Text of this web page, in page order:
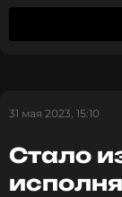
посвящена
из 227,
Юрия
встал вопрос
группы.
31 мая 2023, 15:10
Стало